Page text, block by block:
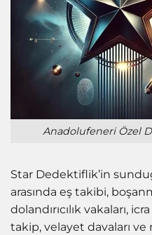
Anadolufeneri Özel
Star Dedektiflik’in
arasında eş takibi,
dolandırıcılık vakaları,
takip, velayet davaları